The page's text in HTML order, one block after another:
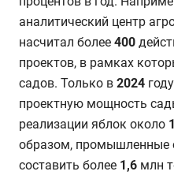
аналитический центр
насчитал более 400
проектов, в рамках
садов. Только в 2024
проектную мощность
реализации яблок около
образом, промышленные
составить более 1,6 млн